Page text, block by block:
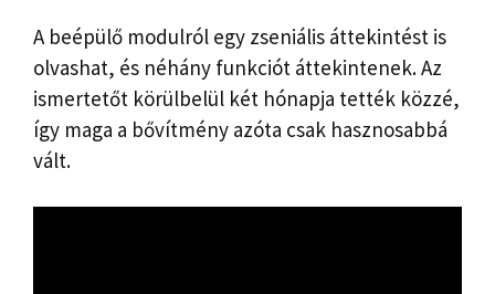
A beépülő modulról egy zseniális áttekintést is
olvashat, és néhány funkciót áttekintenek. Az
ismertetőt körülbelül két hónapja tették közzé,
így maga a bővítmény azóta csak hasznosabbá
vált.